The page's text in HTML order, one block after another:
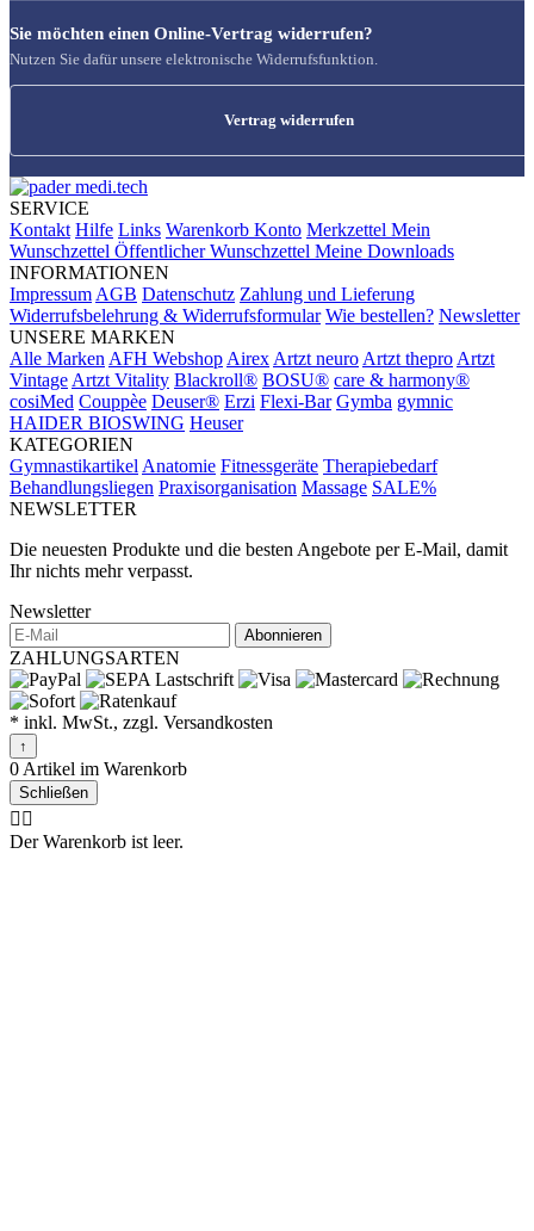
Sie möchten einen Online-Vertrag widerrufen?
Nutzen Sie dafür unsere elektronische Widerrufsfunktion.
Vertrag widerrufen
SERVICE
Kontakt Hilfe Links Warenkorb Konto Merkzettel Mein
Wunschzettel Öffentlicher Wunschzettel Meine Downloads
INFORMATIONEN
Impressum AGB Datenschutz Zahlung und Lieferung
Widerrufsbelehrung & Widerrufsformular Wie bestellen? Newsletter
UNSERE MARKEN
Alle Marken AFH Webshop Airex Artzt neuro Artzt thepro Artzt
Vintage Artzt Vitality Blackroll® BOSU® care & harmony®
cosiMed Couppèe Deuser® Erzi Flexi-Bar Gymba gymnic
HAIDER BIOSWING Heuser
KATEGORIEN
Gymnastikartikel Anatomie Fitnessgeräte Therapiebedarf
Behandlungsliegen Praxisorganisation Massage SALE%
NEWSLETTER
Die neuesten Produkte und die besten Angebote per E-Mail, damit
Ihr nichts mehr verpasst.
Newsletter
Abonnieren
ZAHLUNGSARTEN
* inkl. MwSt., zzgl. Versandkosten
↑
0 Artikel im Warenkorb
Schließen
🤷‍♂️
Der Warenkorb ist leer.